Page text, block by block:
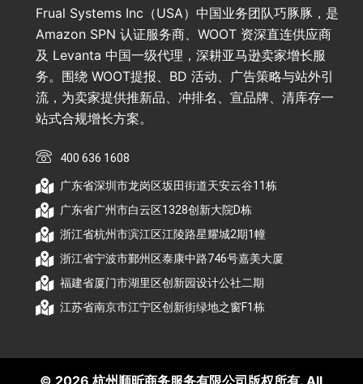
Frual Systems Inc（USA）中国业务团队巧豚豚，是
Amazon SPN 认证服务商、WOOT 资深直连供应商
及 Levanta 中国一级代理，深耕亚马逊卖家增长服
务。围绕 WOOT提报、BD 活动、广告策略与站外引
流，为卖家提供推新品、冲排名、宣品牌、清库存一
站式合规增长方案。
400 636 1608
广东省深圳市龙岗区坂田街道天安云谷11栋
广东省广州市白云区1328创新大院D栋
浙江省杭州市滨江区江陵路星耀城2期1幢
浙江省宁波市鄞州区泰康中路746号嘉美大厦
福建省厦门市湖里区创新园设计公社二期
江苏省南京市江宁区创新街绿地之窗F1栋
© 2026 杭州顺昕商务服务有限公司版权所有. All